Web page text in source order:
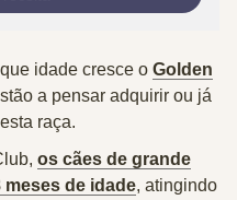
idade cresce o Golden
a pensar adquirir ou já
raça.
os cães de grande
meses de idade, atingindo